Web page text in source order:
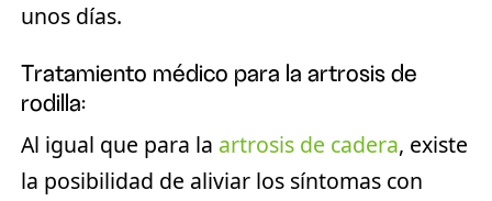
unos días.
Tratamiento médico para la artrosis de
rodilla:
Al igual que para la artrosis de cadera, existe
la posibilidad de aliviar los síntomas con